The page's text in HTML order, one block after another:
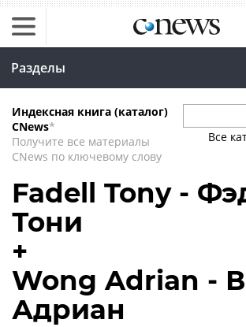
Разделы
Индексная книга (каталог)
CNews*
Получите все материалы
CNews по ключевому слову
Все
Fadell Tony -
Тони
+
Wong Adrian -
Адриан